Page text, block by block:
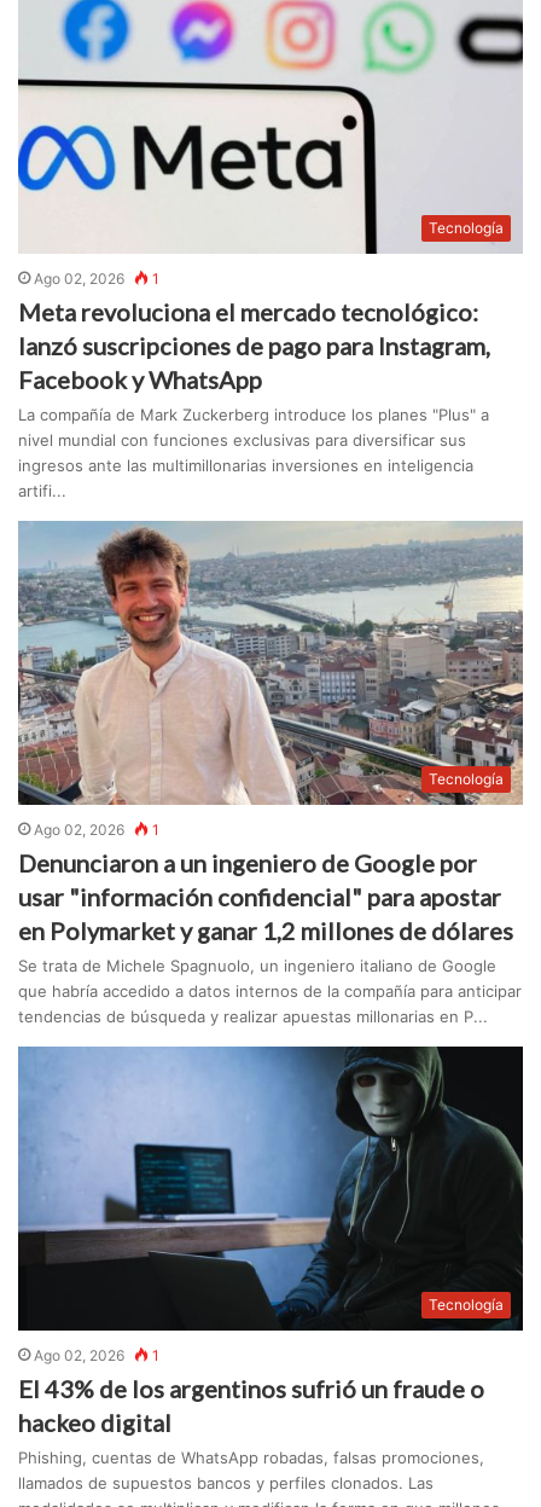
Tecnología
Ago 02, 2026 1
Meta revoluciona el mercado tecnológico:
lanzó suscripciones de pago para Instagram,
Facebook y WhatsApp
La compañía de Mark Zuckerberg introduce los planes "Plus" a
nivel mundial con funciones exclusivas para diversificar sus
ingresos ante las multimillonarias inversiones en inteligencia
artifi...
Tecnología
Ago 02, 2026 1
Denunciaron a un ingeniero de Google por
usar "información confidencial" para apostar
en Polymarket y ganar 1,2 millones de dólares
Se trata de Michele Spagnuolo, un ingeniero italiano de Google
que habría accedido a datos internos de la compañía para anticipar
tendencias de búsqueda y realizar apuestas millonarias en P...
Tecnología
Ago 02, 2026 1
El 43% de los argentinos sufrió un fraude o
hackeo digital
Phishing, cuentas de WhatsApp robadas, falsas promociones,
llamados de supuestos bancos y perfiles clonados. Las